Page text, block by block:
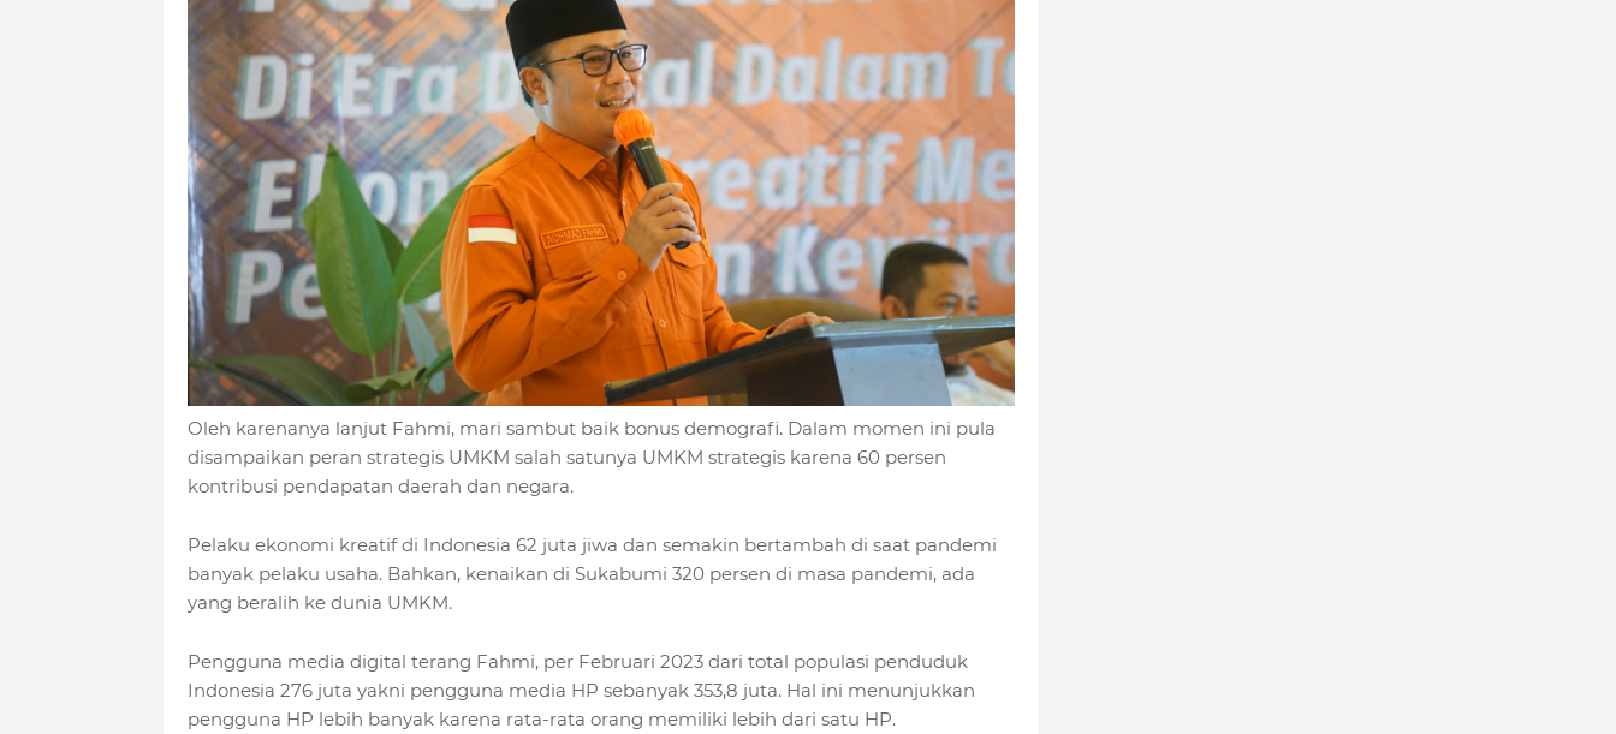
Oleh karenanya lanjut Fahmi, mari sambut baik bonus demografi. Dalam momen ini pula
disampaikan peran strategis UMKM salah satunya UMKM strategis karena 60 persen
kontribusi pendapatan daerah dan negara.
Pelaku ekonomi kreatif di Indonesia 62 juta jiwa dan semakin bertambah di saat pandemi
banyak pelaku usaha. Bahkan, kenaikan di Sukabumi 320 persen di masa pandemi, ada
yang beralih ke dunia UMKM.
Pengguna media digital terang Fahmi, per Februari 2023 dari total populasi penduduk
Indonesia 276 juta yakni pengguna media HP sebanyak 353,8 juta. Hal ini menunjukkan
pengguna HP lebih banyak karena rata-rata orang memiliki lebih dari satu HP.